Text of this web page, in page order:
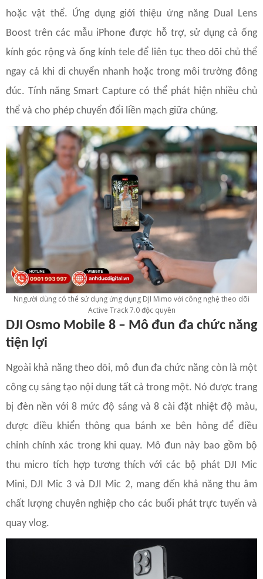
hoặc vật thể. Ứng dụng giới thiệu ứng năng Dual Lens
Boost trên các mẫu iPhone được hỗ trợ, sử dụng cả ống
kính góc rộng và ống kính tele để liên tục theo dõi chủ thể
ngay cả khi di chuyển nhanh hoặc trong môi trường đông
đúc. Tính năng Smart Capture có thể phát hiện nhiều chủ
thể và cho phép chuyển đổi liền mạch giữa chúng.
Nngười dùng có thể sử dụng ứng dụng DJI Mimo với công nghệ theo dõi
Active Track 7.0 độc quyền
DJI Osmo Mobile 8 – Mô đun đa chức năng
tiện lợi
Ngoài khả năng theo dõi, mô đun đa chức năng còn là một
công cụ sáng tạo nội dung tất cả trong một. Nó được trang
bị đèn nền với 8 mức độ sáng và 8 cài đặt nhiệt độ màu,
được điều khiển thông qua bánh xe bên hông để điều
chỉnh chính xác trong khi quay. Mô đun này bao gồm bộ
thu micro tích hợp tương thích với các bộ phát DJI Mic
Mini, DJI Mic 3 và DJI Mic 2, mang đến khả năng thu âm
chất lượng chuyên nghiệp cho các buổi phát trực tuyến và
quay vlog.